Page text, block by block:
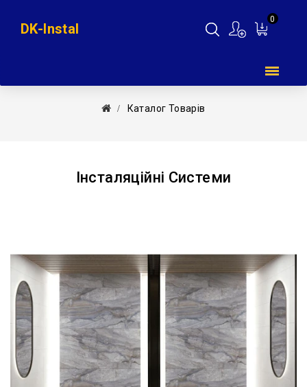
0
DK-Instal
Каталог Товарів
Інсталяційні Системи